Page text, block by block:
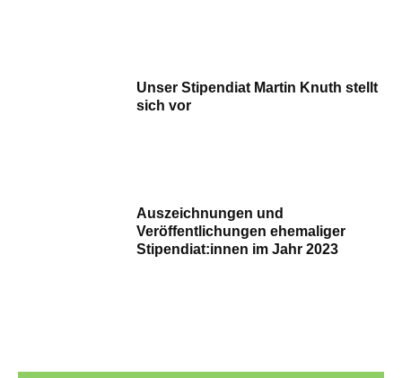
Unser Stipendiat Martin Knuth stellt
sich vor
Auszeichnungen und
Veröffentlichungen ehemaliger
Stipendiat:innen im Jahr 2023